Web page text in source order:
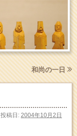
和尚の一日
投稿日: 2004年10月2日